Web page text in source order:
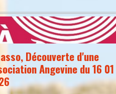
Découverte d'une
Angevine du 16 01